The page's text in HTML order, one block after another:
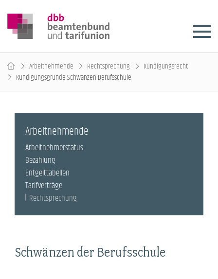
Arbeitnehmende Rechtsprechung
Kündigungsrecht
Kündigungsgründe Schwänzen Berufsschule
Schwänzen der Berufsschule
Arbeitnehmende
Arbeitnehmerstatus
Bezahlung
Entgelttabellen
Tarifverträge
Rechtsprechung